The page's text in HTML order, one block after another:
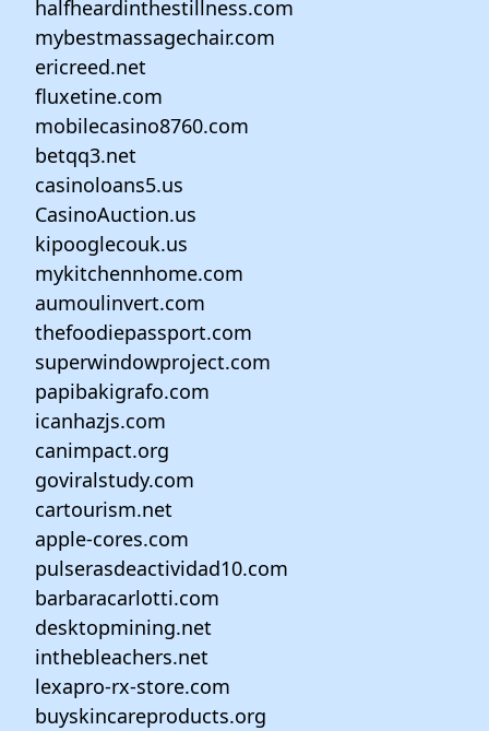
halfheardinthestillness.com
mybestmassagechair.com
ericreed.net
fluxetine.com
mobilecasino8760.com
betqq3.net
casinoloans5.us
CasinoAuction.us
kipooglecouk.us
mykitchennhome.com
aumoulinvert.com
thefoodiepassport.com
superwindowproject.com
papibakigrafo.com
icanhazjs.com
canimpact.org
goviralstudy.com
cartourism.net
apple-cores.com
pulserasdeactividad10.com
barbaracarlotti.com
desktopmining.net
inthebleachers.net
lexapro-rx-store.com
buyskincareproducts.org